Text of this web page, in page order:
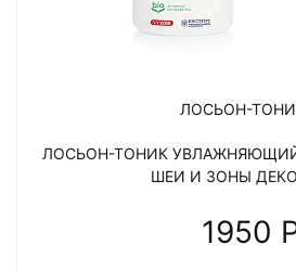
ЛОСЬОН-
ЛОСЬОН-ТОНИК
ШЕИ И ЗОНЫ
1950